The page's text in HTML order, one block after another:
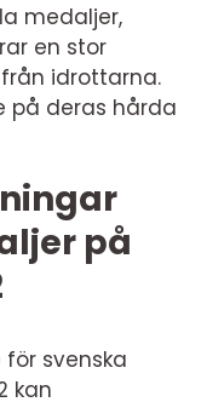
medaljer,
en stor
idrottarna.
på deras hårda
på
svenska
kan